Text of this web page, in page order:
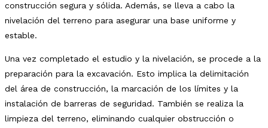
construcción segura y sólida. Además, se lleva a cabo la
nivelación del terreno para asegurar una base uniforme y
estable.
Una vez completado el estudio y la nivelación, se procede a la
preparación para la excavación. Esto implica la delimitación
del área de construcción, la marcación de los límites y la
instalación de barreras de seguridad. También se realiza la
limpieza del terreno, eliminando cualquier obstrucción o